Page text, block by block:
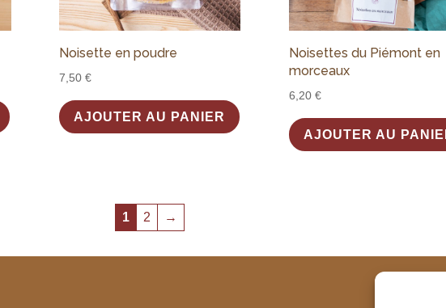
Noisette en poudre
7,50 €
AJOUTER AU PANIER
Noisettes du Piémont en
morceaux
6,20 €
AJOUTER AU
1 2 →